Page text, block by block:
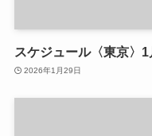
スケジュール〈東京〉1
2026年1月29日